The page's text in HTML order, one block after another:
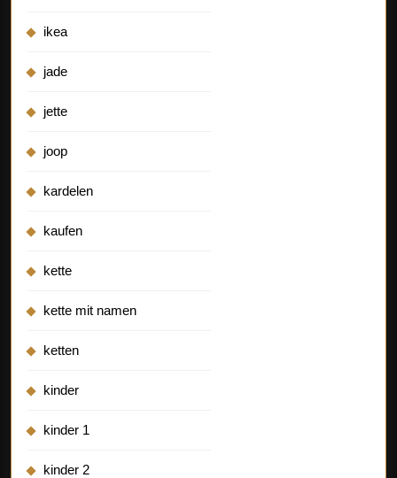
ikea
jade
jette
joop
kardelen
kaufen
kette
kette mit namen
ketten
kinder
kinder 1
kinder 2